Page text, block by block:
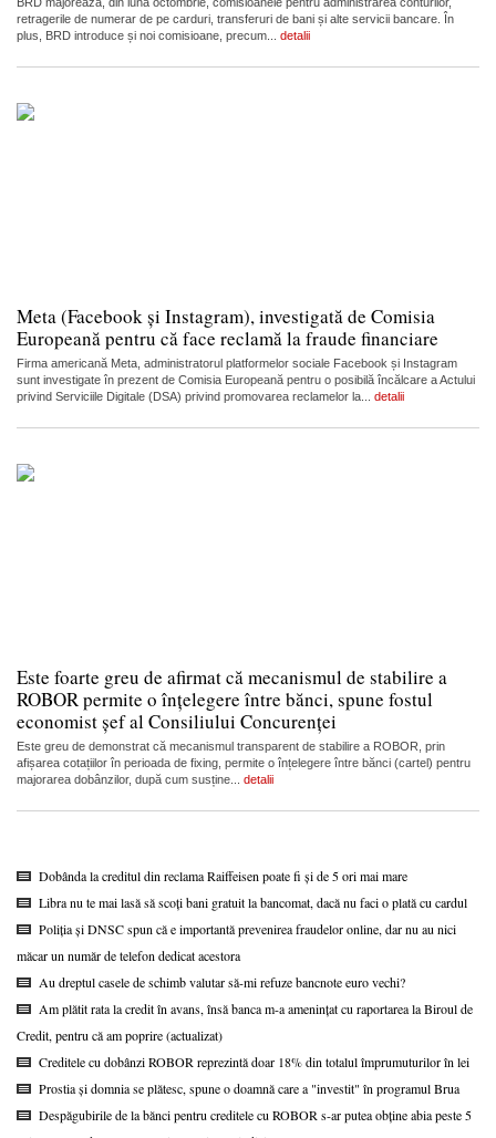
retragerile de numerar de pe carduri, transferuri de bani și alte servicii bancare. În
plus, BRD introduce și noi comisioane, precum... detalii
Meta (Facebook și Instagram), investigată de Comisia
Europeană pentru că face reclamă la fraude financiare
Firma americană Meta, administratorul platformelor sociale Facebook și Instagram
sunt investigate în prezent de Comisia Europeană pentru o posibilă încălcare a Actului
privind Serviciile Digitale (DSA) privind promovarea reclamelor la... detalii
Este foarte greu de afirmat că mecanismul de stabilire a
ROBOR permite o înțelegere între bănci, spune fostul
economist șef al Consiliului Concurenței
Este greu de demonstrat că mecanismul transparent de stabilire a ROBOR, prin
afișarea cotațiilor în perioada de fixing, permite o înțelegere între bănci (cartel) pentru
majorarea dobânzilor, după cum susține... detalii
Dobânda la creditul din reclama Raiffeisen poate fi și de 5 ori mai mare
Libra nu te mai lasă să scoți bani gratuit la bancomat, dacă nu faci o plată cu cardul
Poliția și DNSC spun că e importantă prevenirea fraudelor online, dar nu au nici
măcar un număr de telefon dedicat acestora
Au dreptul casele de schimb valutar să-mi refuze bancnote euro vechi?
Am plătit rata la credit în avans, însă banca m-a amenințat cu raportarea la Biroul de
Credit, pentru că am poprire (actualizat)
Creditele cu dobânzi ROBOR reprezintă doar 18% din totalul împrumuturilor în lei
Prostia și domnia se plătesc, spune o doamnă care a "investit" în programul Brua
Despăgubirile de la bănci pentru creditele cu ROBOR s-ar putea obține abia peste 5